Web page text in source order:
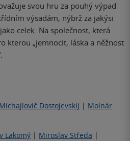
svou hru za pouhý výpad
výsadám, nýbrž za jakýsi
celek. Na společnost, která
kterou „jemnocit, láska a něžnost
Dostojevskij | Molnár
Lakomý | Miroslav Středa |